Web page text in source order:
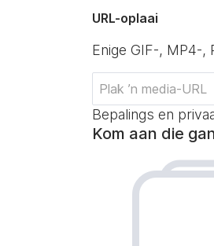
URL-oplaai
Enige GIF-, MP4-,
Bepalings en
Kom aan die